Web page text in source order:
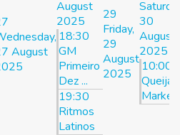
August
August
2025
18:30
GM
Primeiro
Dez ...
19:30
Ritmos
Latinos
29
Friday,
29
August
2025
30
August
2025
10:00
Queijas
Market